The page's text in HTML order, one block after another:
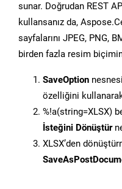
sunar. Doğrudan REST
kullansanız da,
sayfalarını JPEG, PNG,
birden fazla resim
SaveOption
özelliğini
%!a(string=XLSX)
İsteğini Dönüştür
XLSX’den